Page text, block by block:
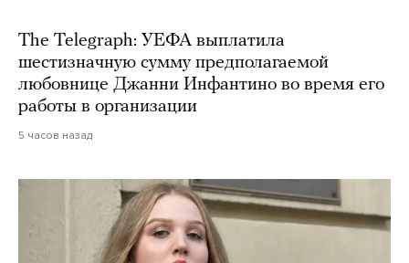
The Telegraph: УЕФА выплатила
шестизначную сумму предполагаемой
любовнице Джанни Инфантино во время его
работы в организации
5 часов назад